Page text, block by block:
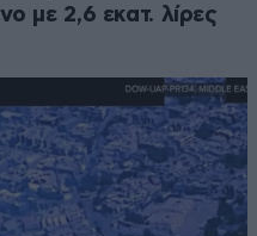
με 2,6 εκατ. λίρες